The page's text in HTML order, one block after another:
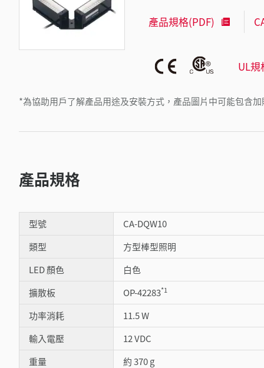
*為協助用戶了解產品用途及安裝方式，產品圖片中可能包含
產品規格(PDF)
UL規
產品規格
型號
CA-DQW10
類型
方型棒型照明
LED 顏色
白色
擴散板
OP-42283*1
功率消耗
11.5 W
輸入電壓
12 VDC
重量
約 370 g